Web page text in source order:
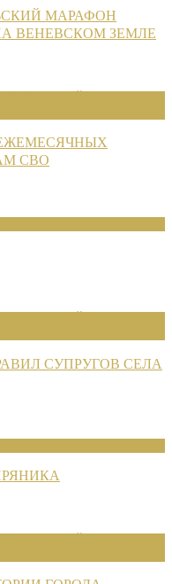
МАРАФОН
ВЕНЕВСКОМ ЗЕМЛЕ
СВО
СУПРУГОВ СЕЛА